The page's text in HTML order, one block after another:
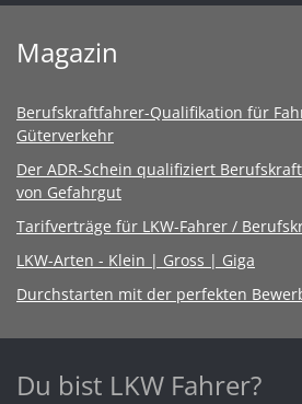
Magazin
Berufskraftfahrer-Qualifikation für
Güterverkehr
Der ADR-Schein qualifiziert
von Gefahrgut
Tarifverträge für LKW-Fahrer /
LKW-Arten - Klein | Gross | Giga
Durchstarten mit der perfekten
Du bist LKW Fahrer?